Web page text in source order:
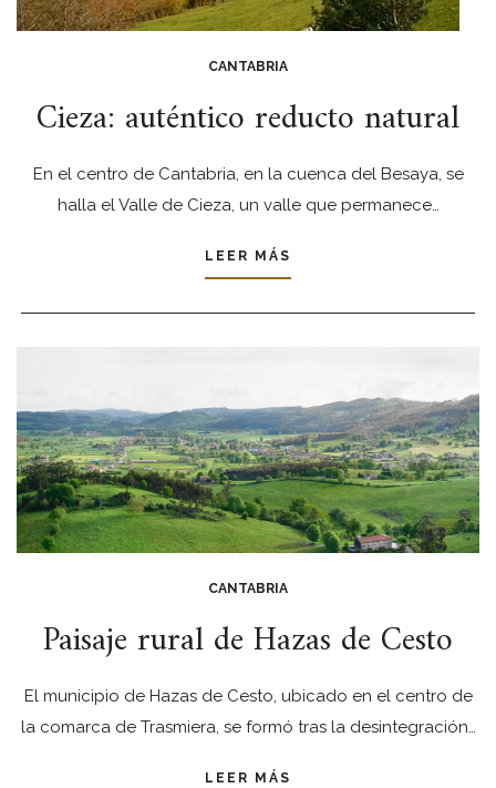
CANTABRIA
Cieza: auténtico reducto natural
En el centro de Cantabria, en la cuenca del Besaya, se
halla el Valle de Cieza, un valle que permanece…
LEER MÁS
CANTABRIA
Paisaje rural de Hazas de Cesto
El municipio de Hazas de Cesto, ubicado en el centro de
la comarca de Trasmiera, se formó tras la desintegración…
LEER MÁS